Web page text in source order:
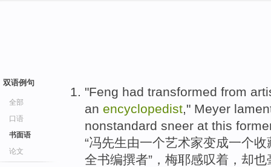
双语例句
全部
口语
书面语
论文
"Feng had transformed from
an encyclopedist," Meyer
nonstandard sneer at this
“冯先生由一个艺术家变成一个收
全书编撰者”， 梅耶感叹着，却也